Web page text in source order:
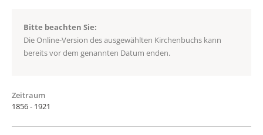
Bitte beachten Sie:
Die Online-Version des ausgewählten Kirchenbuchs kann
bereits vor dem genannten Datum enden.
Zeitraum
1856 - 1921